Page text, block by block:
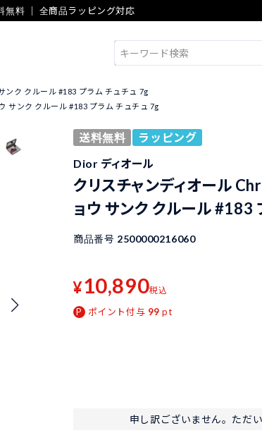
料 ｜ 全商品ラッピング対応
ク クルール #183 プラム チュチュ 7g
サンク クルール #183 プラム チュチュ 7g
送料無料
ラッピング
Dior ディオール
クリスチャンディオール
ョウ サンク クルール #183
商品番号 2500000216060
¥10,890税込
ポイント付与 99 pt
申し訳ございません。ただ